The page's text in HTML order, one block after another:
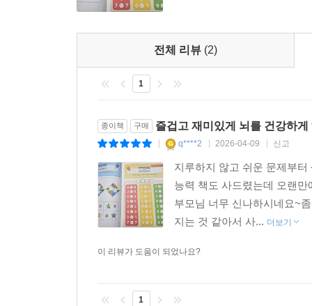
전체 리뷰 (2)
1
종이책 구매 즐겁고 재미있게 뇌를 건강하게
q****2 2026-04-09 신고
지루하지 않고 쉬운 문제부
능력 책도 사드렸는데 오랜
부모님 너무 신나하시네요~
지는 것 같아서 사... 더보기
이 리뷰가 도움이 되었나요?
1